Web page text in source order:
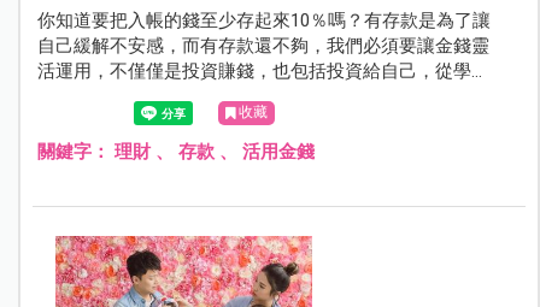
你知道要把入帳的錢至少存起來10％嗎？有存款是為了讓
自己緩解不安感，而有存款還不夠，我們必須要讓金錢靈
活運用，不僅僅是投資賺錢，也包括投資給自己，從學
習、體驗或拿來幫助別人，這些都是一種方法。
收藏
關鍵字： 理財、 存款、 活用金錢